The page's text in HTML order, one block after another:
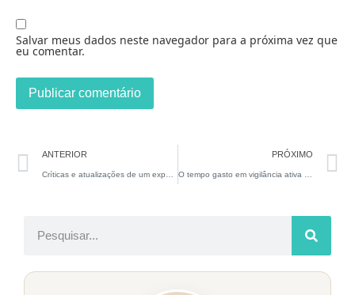
Salvar meus dados neste navegador para a próxima vez que
eu comentar.
ANTERIOR PRÓXIMO